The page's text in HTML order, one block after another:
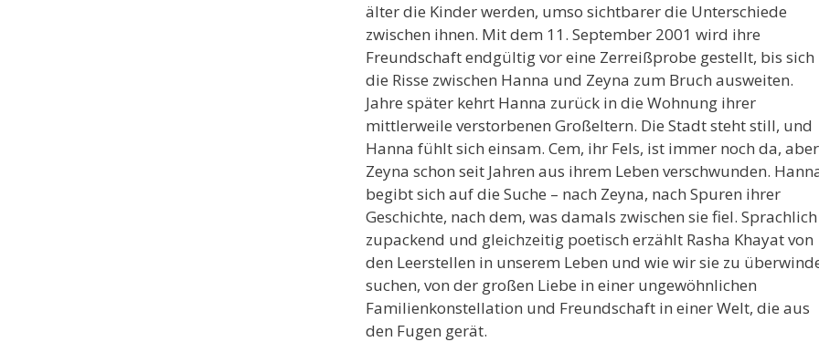
älter die Kinder werden, umso sichtbarer die Unterschiede
zwischen ihnen. Mit dem 11. September 2001 wird ihre
Freundschaft endgültig vor eine Zerreißprobe gestellt, bis sich
die Risse zwischen Hanna und Zeyna zum Bruch ausweiten.
Jahre später kehrt Hanna zurück in die Wohnung ihrer
mittlerweile verstorbenen Großeltern. Die Stadt steht still, und
Hanna fühlt sich einsam. Cem, ihr Fels, ist immer noch da, aber
Zeyna schon seit Jahren aus ihrem Leben verschwunden.
begibt sich auf die Suche – nach Zeyna, nach Spuren ihrer
Geschichte, nach dem, was damals zwischen sie fiel. Sprachlich
zupackend und gleichzeitig poetisch erzählt Rasha Khayat von
den Leerstellen in unserem Leben und wie wir sie zu
suchen, von der großen Liebe in einer ungewöhnlichen
Familienkonstellation und Freundschaft in einer Welt, die aus
den Fugen gerät.